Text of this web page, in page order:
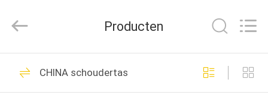
HUIS
Reserved.
Developed
68
Producten
CHINA schoudertas